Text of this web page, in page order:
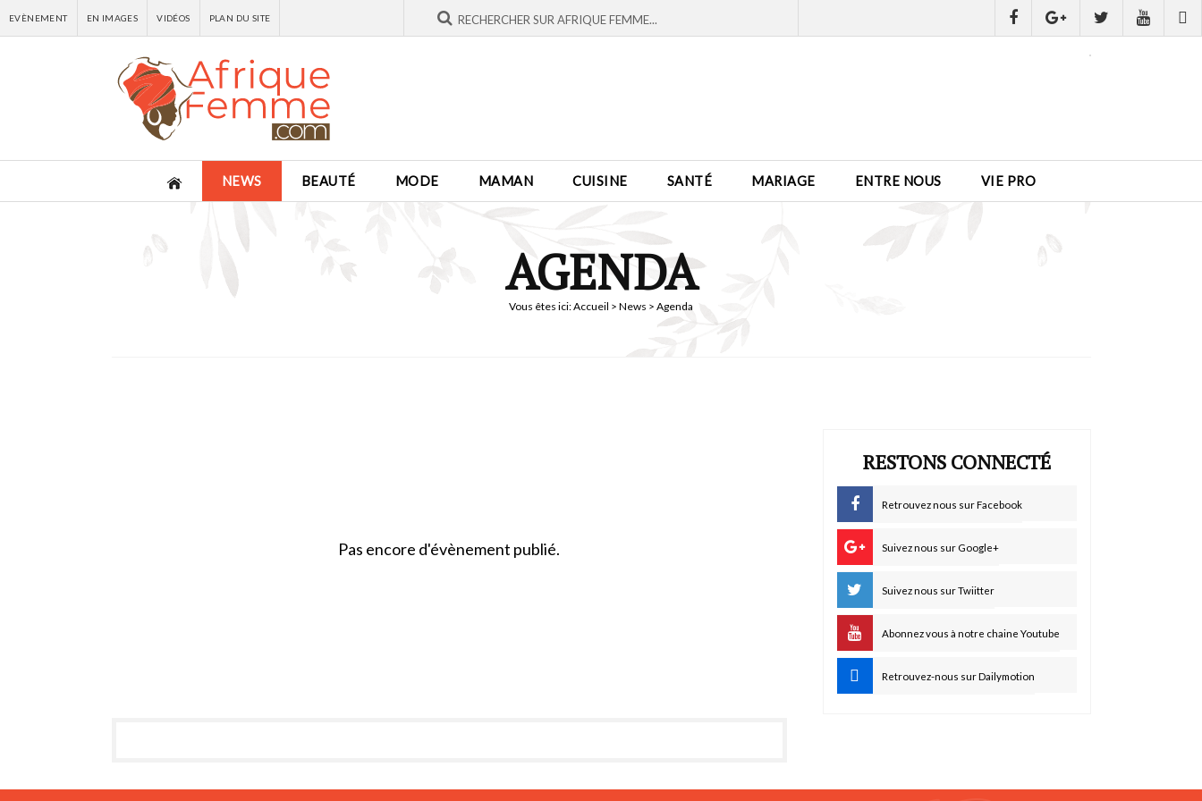
EVÈNEMENT EN IMAGES VIDÉOS PLAN DU SITE
NEWS BEAUTÉ MODE MAMAN CUISINE SANTÉ MARIAGE ENTRE NOUS VIE PRO
AGENDA
Vous êtes ici:Accueil > News > Agenda
Pas encore d'évènement publié.
RESTONS CONNECTÉ
Retrouvez nous sur Facebook
Suivez nous sur Google+
Suivez nous sur Twiitter
Abonnez vous à notre chaine Youtube
Retrouvez-nous sur Dailymotion